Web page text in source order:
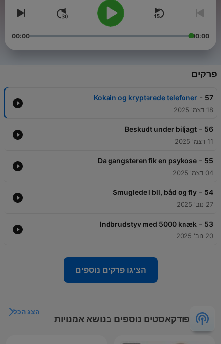
00:00
00:00
פרקים
57
-
Kokain og krypterede telefoner
18 דצמ' 2025
56
-
Beskudt under biljagt
11 דצמ' 2025
55
-
Da gangsteren fik en psykose
04 דצמ' 2025
54
-
Smuglede i bil, båd og fly
27 נוב' 2025
53
-
Indbrudstyv med 5000 knæk
20 נוב' 2025
הציגו פרקים נוספים
פודקאסטים נוספים בנושא אמנויות
הצג הכל